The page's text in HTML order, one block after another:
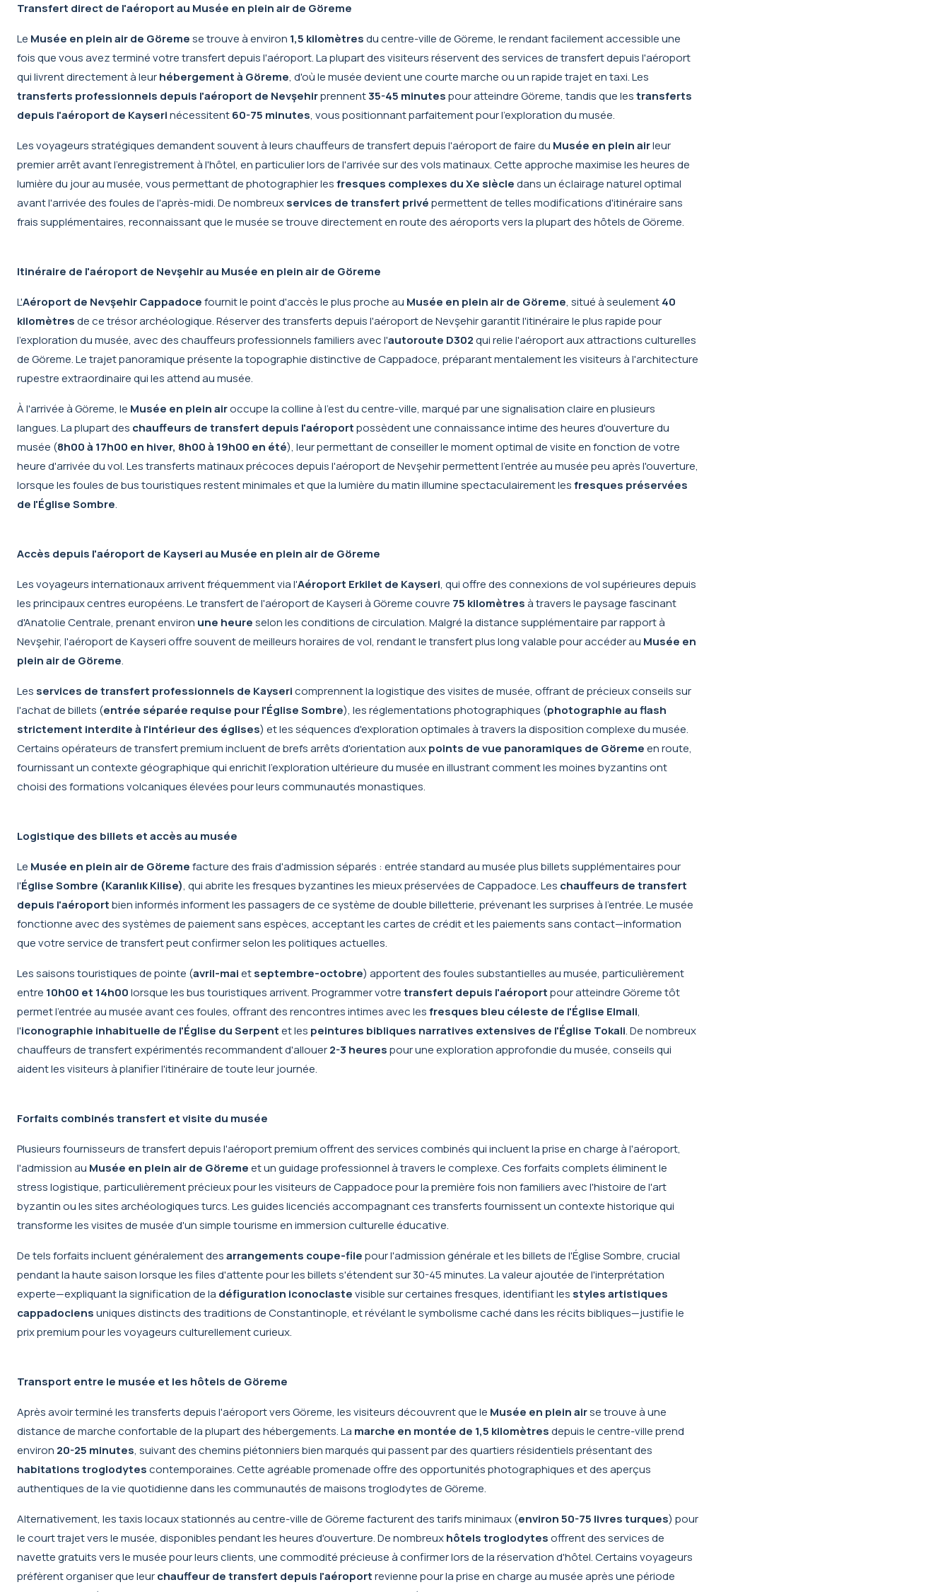
Transfert direct de l'aéroport au Musée en plein air de Göreme
Le Musée en plein air de Göremese trouve à environ 1,5 kilomètresdu centre-ville de Göreme, le rendant facilement accessible une
fois que vous avez terminé votre transfert depuis l'aéroport. La plupart des visiteurs réservent desservices de transfert depuis l'aéroport
qui livrent directement à leurhébergement à Göreme, d'où le musée devient une courte marche ou un rapide trajet en taxi. Les
transferts professionnels depuis l'aéroport de Nevşehirprennent35-45 minutespour atteindre Göreme, tandis que lestransferts
depuis l'aéroport de Kayserinécessitent60-75 minutes, vous positionnant parfaitement pour l'exploration du musée.
Les voyageurs stratégiques demandent souvent à leurs chauffeurs de transfert depuis l'aéroport de faire du Musée en plein airleur
premier arrêt avant l'enregistrement à l'hôtel, en particulier lors de l'arrivée sur des vols matinaux. Cette approche maximise les heures de
lumière du jour au musée, vous permettant de photographier lesfresques complexes du Xe siècledans un éclairage naturel optimal
avant l'arrivée des foules de l'après-midi. De nombreuxservices de transfert privépermettent de telles modifications d'itinéraire sans
frais supplémentaires, reconnaissant que le musée se trouve directement en route des aéroports vers la plupart des hôtels de Göreme.
Itinéraire de l'aéroport de Nevşehir au Musée en plein air de Göreme
L'Aéroport de Nevşehir Cappadocefournit le point d'accès le plus proche au Musée en plein air de Göreme, situé à seulement40
kilomètresde ce trésor archéologique. Réserver destransferts depuis l'aéroport de Nevşehirgarantit l'itinéraire le plus rapide pour
l'exploration du musée, avec des chauffeurs professionnels familiers avec l'autoroute D302qui relie l'aéroport aux attractions culturelles
de Göreme. Le trajet panoramique présente la topographie distinctive de Cappadoce, préparant mentalement les visiteurs à l'architecture
rupestre extraordinaire qui les attend au musée.
À l'arrivée à Göreme, le Musée en plein airoccupe la colline à l'est du centre-ville, marqué par une signalisation claire en plusieurs
langues. La plupart des chauffeurs de transfert depuis l'aéroportpossèdent une connaissance intime des heures d'ouverture du
musée (8h00 à 17h00 en hiver, 8h00 à 19h00 en été), leur permettant de conseiller le moment optimal de visite en fonction de votre
heure d'arrivée du vol. Les transferts matinaux précoces depuis l'aéroport de Nevşehir permettent l'entrée au musée peu après l'ouverture,
lorsque les foules de bus touristiques restent minimales et que la lumière du matin illumine spectaculairement lesfresques préservées
de l'Église Sombre.
Accès depuis l'aéroport de Kayseri au Musée en plein air de Göreme
Les voyageurs internationaux arrivent fréquemment via l'Aéroport Erkilet de Kayseri, qui offre des connexions de vol supérieures depuis
les principaux centres européens. Letransfert de l'aéroport de Kayseri à Göremecouvre 75 kilomètresà travers le paysage fascinant
d'Anatolie Centrale, prenant environ une heureselon les conditions de circulation. Malgré la distance supplémentaire par rapport à
Nevşehir, l'aéroport de Kayseri offre souvent de meilleurs horaires de vol, rendant le transfert plus long valable pour accéder au Musée en
plein air de Göreme.
Les services de transfert professionnels de Kaysericomprennent la logistique des visites de musée, offrant de précieux conseils sur
l'achat de billets (entrée séparée requise pour l'Église Sombre), les réglementations photographiques (photographie au flash
strictement interdite à l'intérieur des églises) et les séquences d'exploration optimales à travers la disposition complexe du musée.
Certains opérateurs de transfert premium incluent de brefs arrêts d'orientation auxpoints de vue panoramiques de Göremeen route,
fournissant un contexte géographique qui enrichit l'exploration ultérieure du musée en illustrant comment les moines byzantins ont
choisi des formations volcaniques élevées pour leurs communautés monastiques.
Logistique des billets et accès au musée
Le Musée en plein air de Göremefacture des frais d'admission séparés : entrée standard au musée plus billets supplémentaires pour
l'Église Sombre (Karanlık Kilise), qui abrite les fresques byzantines les mieux préservées de Cappadoce. Les chauffeurs de transfert
depuis l'aéroportbien informés informent les passagers de ce système de double billetterie, prévenant les surprises à l'entrée. Le musée
fonctionne avec des systèmes de paiement sans espèces, acceptant les cartes de crédit et les paiements sans contact—information
que votre service de transfert peut confirmer selon les politiques actuelles.
Les saisons touristiques de pointe (avril-maietseptembre-octobre) apportent des foules substantielles au musée, particulièrement
entre 10h00 et 14h00lorsque les bus touristiques arrivent. Programmer votretransfert depuis l'aéroportpour atteindre Göreme tôt
permet l'entrée au musée avant ces foules, offrant des rencontres intimes avec lesfresques bleu céleste de l'Église Elmali,
l'iconographie inhabituelle de l'Église du Serpentet les peintures bibliques narratives extensives de l'Église Tokali. De nombreux
chauffeurs de transfert expérimentés recommandent d'allouer2-3 heurespour une exploration approfondie du musée, conseils qui
aident les visiteurs à planifier l'itinéraire de toute leur journée.
Forfaits combinés transfert et visite du musée
Plusieursfournisseurs de transfert depuis l'aéroportpremium offrent des services combinés qui incluent la prise en charge à l'aéroport,
l'admission au Musée en plein air de Göremeet un guidage professionnel à travers le complexe. Ces forfaits complets éliminent le
stress logistique, particulièrement précieux pour les visiteurs de Cappadoce pour la première fois non familiers avec l'histoire de l'art
byzantin ou les sites archéologiques turcs. Les guides licenciés accompagnant ces transferts fournissent un contexte historique qui
transforme les visites de musée d'un simple tourisme en immersion culturelle éducative.
De tels forfaits incluent généralement desarrangements coupe-filepour l'admission générale et les billets de l'Église Sombre, crucial
pendant la haute saison lorsque les files d'attente pour les billets s'étendent sur 30-45 minutes. La valeur ajoutée de l'interprétation
experte—expliquant la signification de la défiguration iconoclastevisible sur certaines fresques, identifiant les styles artistiques
cappadociensuniques distincts des traditions de Constantinople, et révélant le symbolisme caché dans les récits bibliques—justifie le
prix premium pour les voyageurs culturellement curieux.
Transport entre le musée et les hôtels de Göreme
Après avoir terminé les transferts depuis l'aéroport vers Göreme, les visiteurs découvrent que le Musée en plein airse trouve à une
distance de marche confortable de la plupart des hébergements. La marche en montée de 1,5 kilomètresdepuis le centre-ville prend
environ 20-25 minutes, suivant des chemins piétonniers bien marqués qui passent par des quartiers résidentiels présentant des
habitations troglodytescontemporaines. Cette agréable promenade offre des opportunités photographiques et des aperçus
authentiques de la vie quotidienne dans les communautés de maisons troglodytes de Göreme.
Alternativement, les taxis locaux stationnés au centre-ville de Göreme facturent des tarifs minimaux (environ 50-75 livres turques) pour
le court trajet vers le musée, disponibles pendant les heures d'ouverture. De nombreuxhôtels troglodytesoffrent des services de
navette gratuits vers le musée pour leurs clients, une commodité précieuse à confirmer lors de la réservation d'hôtel. Certains voyageurs
préfèrent organiser que leurchauffeur de transfert depuis l'aéroportrevienne pour la prise en charge au musée après une période